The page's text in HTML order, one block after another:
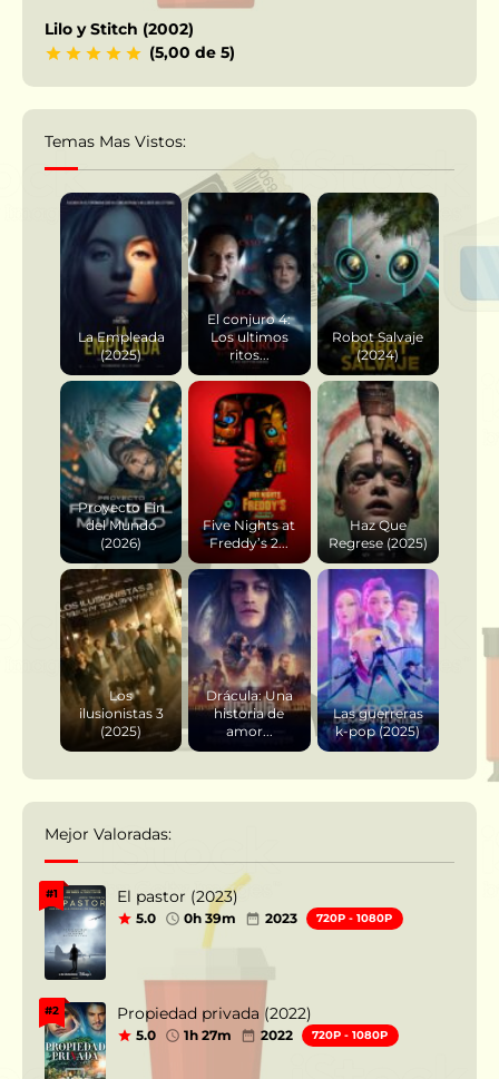
Lilo y Stitch (2002)
(5,00 de 5)
Temas Mas Vistos:
La Empleada
(2025)
El conjuro 4:
Los ultimos
ritos...
Robot Salvaje
(2024)
Proyecto Fin
del Mundo
(2026)
Five Nights at
Freddy’s 2...
Haz Que
Regrese (2025)
Los
ilusionistas 3
(2025)
Drácula: Una
historia de
amor...
Las guerreras
k-pop (2025)
Mejor Valoradas:
#1 El pastor (2023)
5.0 0h 39m 2023 720P - 1080P
#2 Propiedad privada (2022)
5.0 1h 27m 2022 720P - 1080P